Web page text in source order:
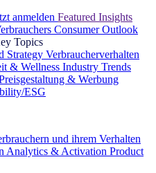
anmelden Featured Insights
Consumer Outlook
Topics
Strategy Verbraucherverhalten
& Wellness Industry Trends
& Werbung
ESG
und ihrem Verhalten
Analytics & Activation Product